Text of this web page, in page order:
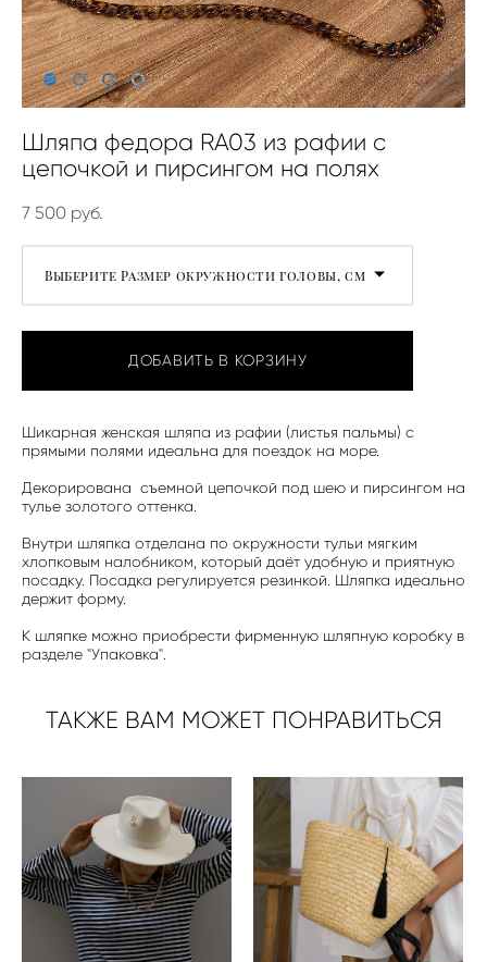
Шляпа федора RA03 из рафии с
цепочкой и пирсингом на полях
7 500 pуб.
Выберите Размер окружности головы, см
ДОБАВИТЬ В КОРЗИНУ
Шикарная женская шляпа из рафии (листья пальмы) с
прямыми полями идеальна для поездок на море.
Декорирована съемной цепочкой под шею и пирсингом на
тулье золотого оттенка.
Внутри шляпка отделана по окружности тульи мягким
хлопковым налобником, который даёт удобную и приятную
посадку. Посадка регулируется резинкой. Шляпка идеально
держит форму.
К шляпке можно приобрести фирменную шляпную коробку в
разделе "Упаковка".
ТАКЖЕ ВАМ МОЖЕТ ПОНРАВИТЬСЯ